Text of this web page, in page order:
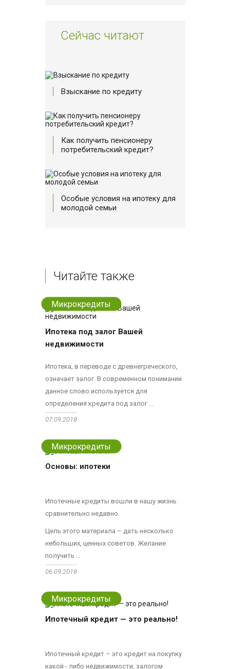
Сейчас читают
Взыскание по кредиту
Как получить пенсионеру
потребительский кредит?
Особые условия на ипотеку для
молодой семьи
Читайте также
Микрокредиты
Ипотека под залог Вашей
недвижимости
Ипотека, в переводе с древнегреческого,
означает залог. В современном понимании
данное слово используется для
определения кредита под залог ...
07.09.2018
Микрокредиты
Основы: ипотеки
Ипотечные кредиты вошли в нашу жизнь
сравнительно недавно.
Цель этого материала – дать несколько
небольших, ценных советов. Желание
получить ...
06.09.2018
Микрокредиты
Ипотечный кредит — это реально!
Ипотечный кредит – это кредит на покупку
какой - либо недвижимости, залогом